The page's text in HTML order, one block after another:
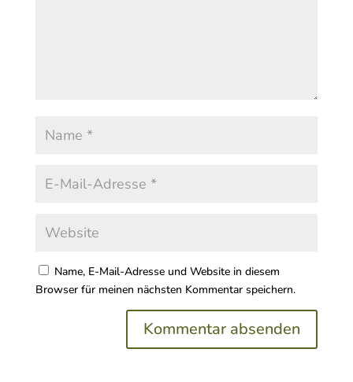
Name, E-Mail-Adresse und Website in diesem
Browser für meinen nächsten Kommentar speichern.